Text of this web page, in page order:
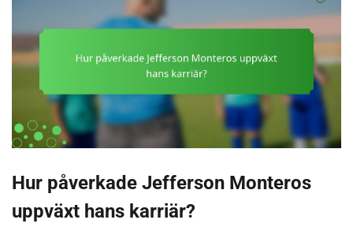
Hur påverkade Jefferson Monteros
uppväxt hans karriär?